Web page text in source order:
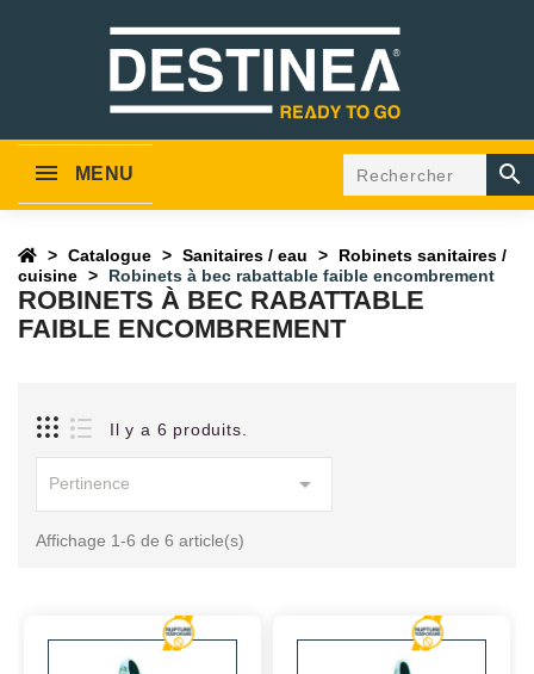
MENU 
Catalogue Sanitaires / eau
Robinets sanitaires /
cuisine
Robinets à bec rabattable faible encombrement
ROBINETS À BEC RABATTABLE
FAIBLE ENCOMBREMENT
Il y a 6 produits.
Pertinence 
Affichage 1-6 de 6 article(s)